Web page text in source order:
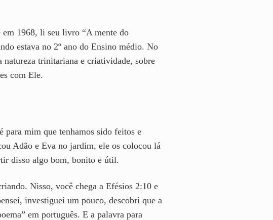
em 1968, li seu livro “A mente do
estava no 2º ano do Ensino médio. No
natureza trinitariana e criatividade, sobre
com Ele.
para mim que tenhamos sido feitos e
Adão e Eva no jardim, ele os colocou lá
disso algo bom, bonito e útil.
Nisso, você chega a Efésios 2:10 e
investiguei um pouco, descobri que a
em português. E a palavra para